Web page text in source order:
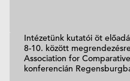
Intézetünk kutatói öt
8-10. között
Association for
konferencián